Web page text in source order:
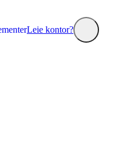
Leie kontor?